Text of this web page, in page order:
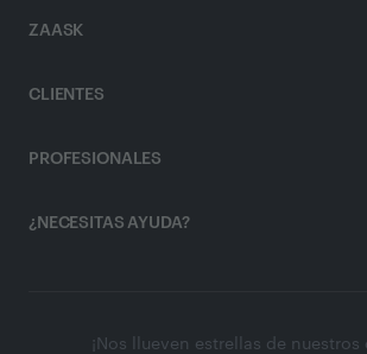
ZAASK
CLIENTES
PROFESIONALES
¿NECESITAS AYUDA?
¡Nos llueven estrellas de nuestros